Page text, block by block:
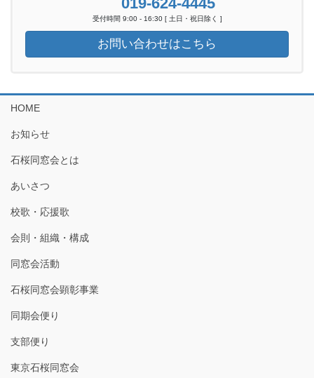
受付時間 9:00 - 16:30 [ 土日・祝日除く ]
お問い合わせはこちら
HOME
お知らせ
石桜同窓会とは
あいさつ
校歌・応援歌
会則・組織・構成
同窓会活動
石桜同窓会顕彰事業
同期会便り
支部便り
東京石桜同窓会